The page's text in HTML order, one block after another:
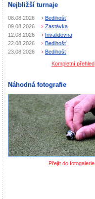
Nejbližší turnaje
08.08.2026
Bedihošť
09.08.2026
Zastávka
12.08.2026
Invalidovna
22.08.2026
Bedihošť
23.08.2026
Bedihošť
Kompletní přehled
Náhodná fotografie
Přejít do fotogalerie